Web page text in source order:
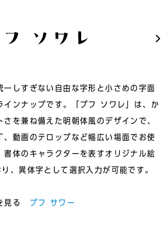
一しすぎない自由な字形と小さめの字面
インナップです。「プフ ソワレ」は、か
を兼ね備えた明朝体風のデザインで、
、動画のテロップなど幅広い場面でお使
書体のキャラクターを表すオリジナル絵
、異体字として選択入力が可能です。
見る プフ サワー